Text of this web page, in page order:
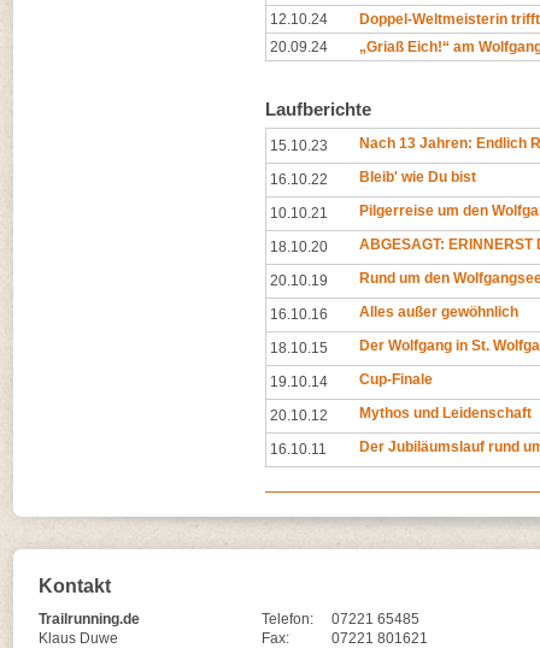
12.10.24
Doppel-Weltmeisterin
20.09.24
„Griaß Eich!“ am
Laufberichte
15.10.23 Nach 13 Jahren: Endlich
16.10.22 Bleib' wie Du bist
10.10.21 Pilgerreise um den
18.10.20 ABGESAGT: ERINNERST
20.10.19 Rund um den
16.10.16 Alles außer gewöhnlich
18.10.15 Der Wolfgang in St.
19.10.14 Cup-Finale
20.10.12 Mythos und Leidenschaft
16.10.11 Der Jubiläumslauf rund
Kontakt
Trailrunning.de
Klaus Duwe
Telefon:
07221 65485
Fax:
07221 801621